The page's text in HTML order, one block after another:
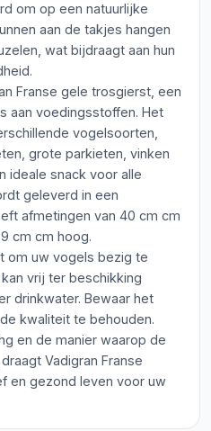
om op een natuurlijke
aan de takjes hangen
wat bijdraagt aan hun
Franse gele trosgierst, een
aan voedingsstoffen. Het
vogelsoorten,
grote parkieten, vinken
ideale snack voor alle
geleverd in een
afmetingen van 40 cm cm
cm cm hoog.
om uw vogels bezig te
vrij ter beschikking
drinkwater. Bewaar het
kwaliteit te behouden.
en de manier waarop de
Vadigran Franse
en gezond leven voor uw